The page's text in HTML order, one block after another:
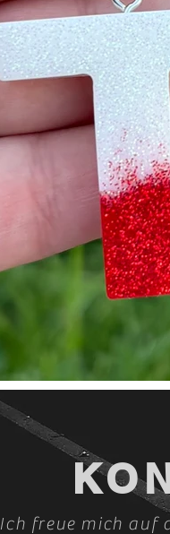
Ich freue mich auf